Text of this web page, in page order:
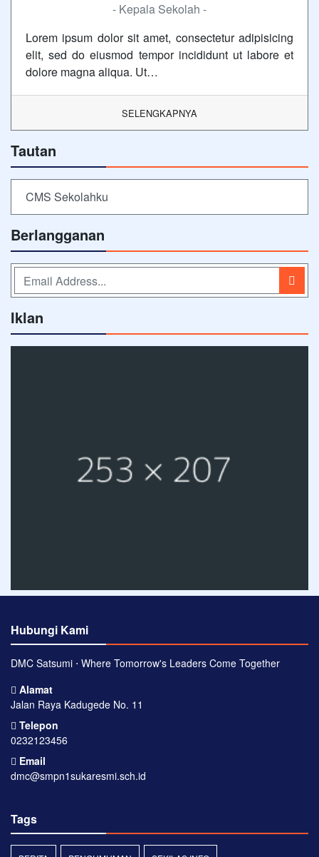
- Kepala Sekolah -
Lorem ipsum dolor sit amet, consectetur adipisicing
elit, sed do eiusmod tempor incididunt ut labore et
dolore magna aliqua. Ut…
SELENGKAPNYA
Tautan
CMS Sekolahku
Berlangganan
Iklan
Hubungi Kami
DMC Satsumi ⋅ Where Tomorrow's Leaders Come Together
Alamat
Jalan Raya Kadugede No. 11
Telepon
0232123456
Email
dmc@smpn1sukaresmi.sch.id
Tags